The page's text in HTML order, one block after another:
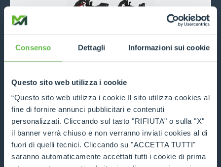
Consenso Dettagli Informazioni sui cookie
Questo sito web utilizza i cookie
“Questo sito web utilizza i cookie Il sito utilizza cookies al
fine di fornire annunci pubblicitari e contenuti
personalizzati. Cliccando sul tasto "RIFIUTA" o sulla "X"
il banner verrà chiuso e non verranno inviati cookies al di
fuori di quelli tecnici. Cliccando su "ACCETTA TUTTI"
saranno automaticamente accettati tutti i cookie di prima
Pipe handler
DISCOVER MORE